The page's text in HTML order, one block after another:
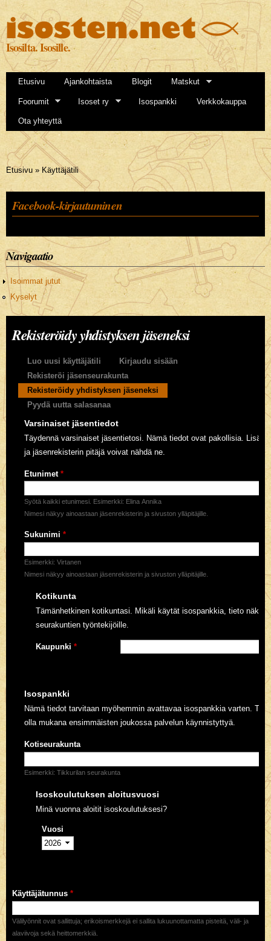
Hyppää
pääsisältöön
Isosilta. Isosille.
Etusivu Ajankohtaista Blogit Matskut
Foorumit Isoset ry Isospankki Verkkokauppa
Ota yhteyttä
Olet täällä
Etusivu » Käyttäjätili
Facebook-kirjautuminen
Navigaatio
Isoimmat jutut
Kyselyt
Rekisteröidy yhdistyksen jäseneksi
Ensisijaiset välilehdet
Luo uusi käyttäjätili
Kirjaudu sisään
Rekisteröi jäsenseurakunta
Rekisteröidy yhdistyksen jäseneksi
Pyydä uutta salasanaa
Varsinaiset jäsentiedot
Täydennä varsinaiset jäsentietosi. Nämä tiedot ovat pakollisia.
ja jäsenrekisterin pitäjä voivat nähdä ne.
Etunimet *
Syötä kaikki etunimesi. Esimerkki: Elina Annika
Nimesi näkyy ainoastaan jäsenrekisterin ja sivuston ylläpitäjille.
Sukunimi *
Esimerkki: Virtanen
Nimesi näkyy ainoastaan jäsenrekisterin ja sivuston ylläpitäjille.
Kotikunta
Tämänhetkinen kotikuntasi. Mikäli käytät isospankkia, tieto näkyy
seurakuntien työntekijöille.
Kaupunki *
Isospankki
Nämä tiedot tarvitaan myöhemmin avattavaa isospankkia varten.
olla mukana ensimmäisten joukossa palvelun käynnistyttyä.
Kotiseurakunta
Esimerkki: Tikkurilan seurakunta
Isoskoulutuksen aloitusvuosi
Minä vuonna aloitit isoskoulutuksesi?
Vuosi
Käyttäjätunnus *
Välilyönnit ovat sallittuja; erikoismerkkejä ei sallita lukuunottamatta pisteitä, väli- ja
alaviivoja sekä heittomerkkiä.